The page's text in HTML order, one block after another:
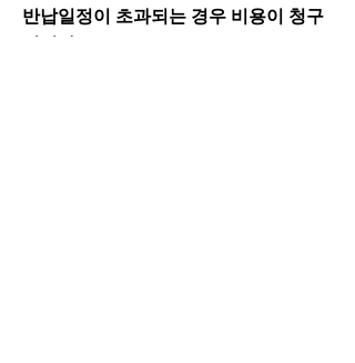
반납일정이 초과되는 경우 비용이 청구
됩니다